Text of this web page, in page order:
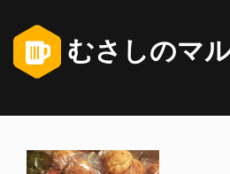
むさしのマ